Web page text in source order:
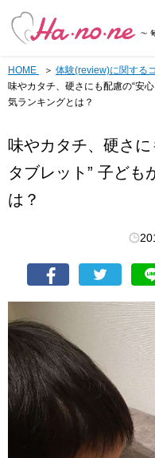
HOME
体験(review)に関する
味やカタチ、硬さにも配慮の“安
気ランキングとは？
味やカタチ、硬さ
タブレット” 子ども
は？